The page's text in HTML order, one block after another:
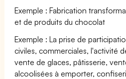
Exemple : Fabrication
et de produits du chocolat
Exemple : La prise de
civiles, commerciales, l'activité
vente de glaces, pâtisserie,
alcoolisées à emporter,